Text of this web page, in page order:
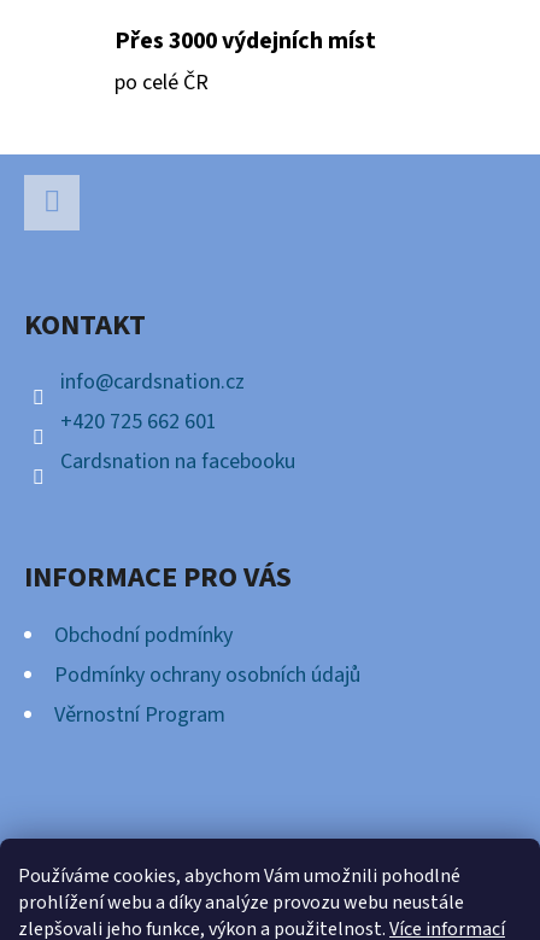
Používáme cookies, abychom Vám umožnili pohodlné
prohlížení webu a díky analýze provozu webu neustále
zlepšovali jeho funkce, výkon a použitelnost.Více informací
S
Přes 3000 výdejních míst
po celé ČR
KONTAKT
info@cardsnation.cz
+420 725 662 601
Cardsnation na facebooku
INFORMACE PRO VÁS
Obchodní podmínky
Podmínky ochrany osobních údajů
Věrnostní Program
FACEBOOK